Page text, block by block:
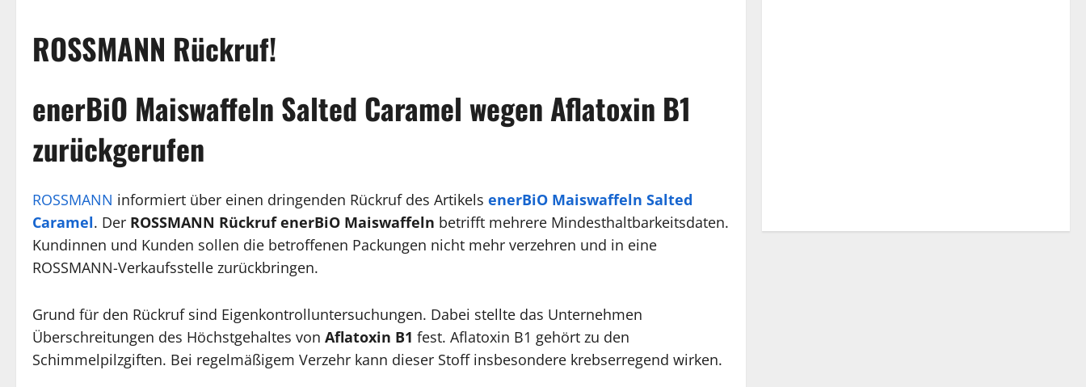
ROSSMANN Rückruf!
enerBiO Maiswaffeln Salted Caramel wegen Aflatoxin B1
zurückgerufen
ROSSMANN informiert über einen dringenden Rückruf des Artikels enerBiO Maiswaffeln Salted
Caramel. Der ROSSMANN Rückruf enerBiO Maiswaffeln betrifft mehrere Mindesthaltbarkeitsdaten.
Kundinnen und Kunden sollen die betroffenen Packungen nicht mehr verzehren und in eine
ROSSMANN-Verkaufsstelle zurückbringen.
Grund für den Rückruf sind Eigenkontrolluntersuchungen. Dabei stellte das Unternehmen
Überschreitungen des Höchstgehaltes von Aflatoxin B1 fest. Aflatoxin B1 gehört zu den
Schimmelpilzgiften. Bei regelmäßigem Verzehr kann dieser Stoff insbesondere krebserregend wirken.